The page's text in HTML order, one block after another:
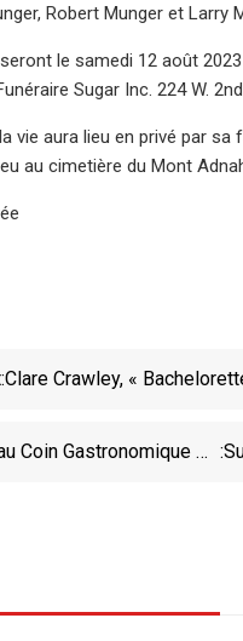
Robert Munger et Larry
le samedi 12 août
Sugar Inc. 224 W.
vie aura lieu en privé par sa
au cimetière du Mont
Clare Crawley, «
Coin Gastronomique De